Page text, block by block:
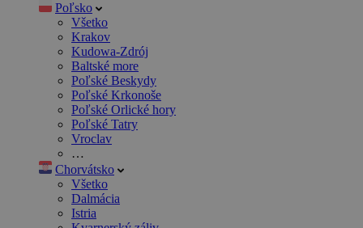
Poľsko
Všetko
Krakov
Kudowa-Zdrój
Baltské more
Poľské Beskydy
Poľské Krkonoše
Poľské Orlické hory
Poľské Tatry
Vroclav
…
Chorvátsko
Všetko
Dalmácia
Istria